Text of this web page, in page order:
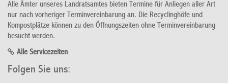
Alle Ämter unseres Landratsamtes bieten Termine für Anliegen aller Art
nur nach vorheriger Terminvereinbarung an. Die Recyclinghöfe und
Kompostplätze können zu den Öffnungszeiten ohne Terminvereinbarung
besucht werden.
Alle Servicezeiten
Folgen Sie uns: